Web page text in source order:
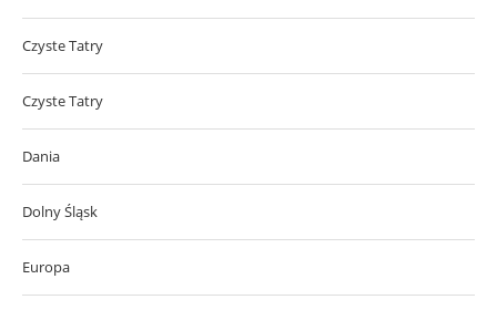
Czyste Tatry
Czyste Tatry
Dania
Dolny Śląsk
Europa